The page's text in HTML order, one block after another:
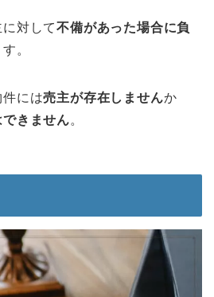
に対して不備があった場合に負
。
件には売主が存在しませんか
きません。
☆お問い合せ☆